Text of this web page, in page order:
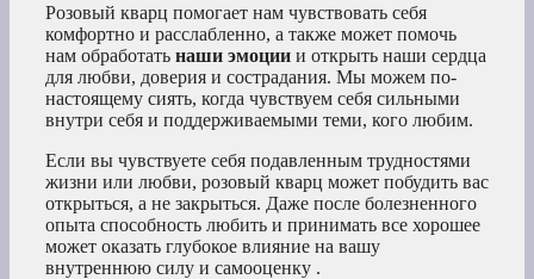
Розовый кварц помогает нам чувствовать себя
комфортно и расслабленно, а также может помочь
нам обработать наши эмоции и открыть наши сердца
для любви, доверия и сострадания. Мы можем по-
настоящему сиять, когда чувствуем себя сильными
внутри себя и поддерживаемыми теми, кого любим.
Если вы чувствуете себя подавленным трудностями
жизни или любви, розовый кварц может побудить вас
открыться, а не закрыться. Даже после болезненного
опыта способность любить и принимать все хорошее
может оказать глубокое влияние на вашу
внутреннюю силу и самооценку .